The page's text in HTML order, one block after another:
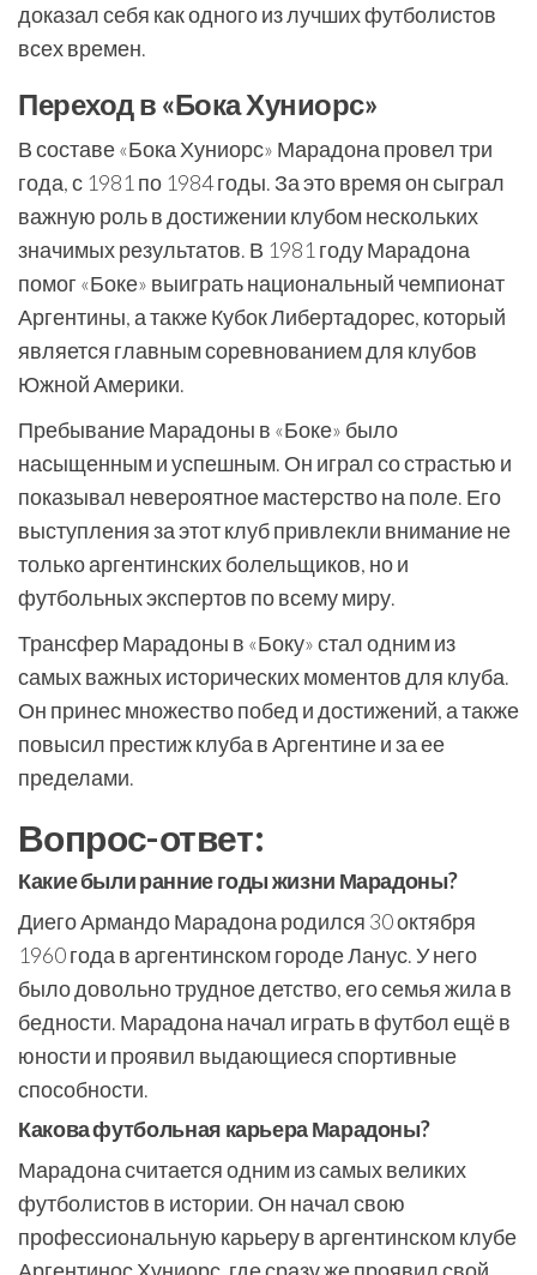
доказал себя как одного из лучших футболистов
всех времен.
Переход в «Бока Хуниорс»
В составе «Бока Хуниорс» Марадона провел три
года, с 1981 по 1984 годы. За это время он сыграл
важную роль в достижении клубом нескольких
значимых результатов. В 1981 году Марадона
помог «Боке» выиграть национальный чемпионат
Аргентины, а также Кубок Либертадорес, который
является главным соревнованием для клубов
Южной Америки.
Пребывание Марадоны в «Боке» было
насыщенным и успешным. Он играл со страстью и
показывал невероятное мастерство на поле. Его
выступления за этот клуб привлекли внимание не
только аргентинских болельщиков, но и
футбольных экспертов по всему миру.
Трансфер Марадоны в «Боку» стал одним из
самых важных исторических моментов для клуба.
Он принес множество побед и достижений, а также
повысил престиж клуба в Аргентине и за ее
пределами.
Вопрос-ответ:
Какие были ранние годы жизни Марадоны?
Диего Армандо Марадона родился 30 октября
1960 года в аргентинском городе Ланус. У него
было довольно трудное детство, его семья жила в
бедности. Марадона начал играть в футбол ещё в
юности и проявил выдающиеся спортивные
способности.
Какова футбольная карьера Марадоны?
Марадона считается одним из самых великих
футболистов в истории. Он начал свою
профессиональную карьеру в аргентинском клубе